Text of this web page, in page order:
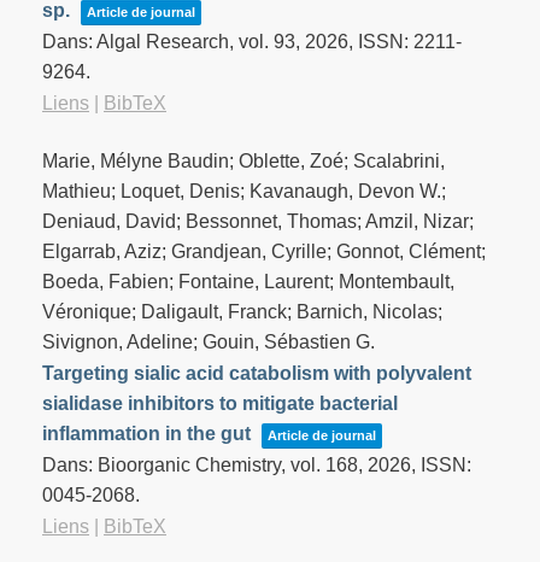
sp.
Article de journal
Dans: Algal Research, vol. 93, 2026, ISSN: 2211-
9264.
Liens
BibTeX
Marie, Mélyne Baudin; Oblette, Zoé; Scalabrini,
Mathieu; Loquet, Denis; Kavanaugh, Devon W.;
Deniaud, David; Bessonnet, Thomas; Amzil, Nizar;
Elgarrab, Aziz; Grandjean, Cyrille; Gonnot, Clément;
Boeda, Fabien; Fontaine, Laurent; Montembault,
Véronique; Daligault, Franck; Barnich, Nicolas;
Sivignon, Adeline; Gouin, Sébastien G.
Targeting sialic acid catabolism with polyvalent
sialidase inhibitors to mitigate bacterial
inflammation in the gut
Article de journal
Dans: Bioorganic Chemistry, vol. 168, 2026, ISSN:
0045-2068.
Liens
BibTeX